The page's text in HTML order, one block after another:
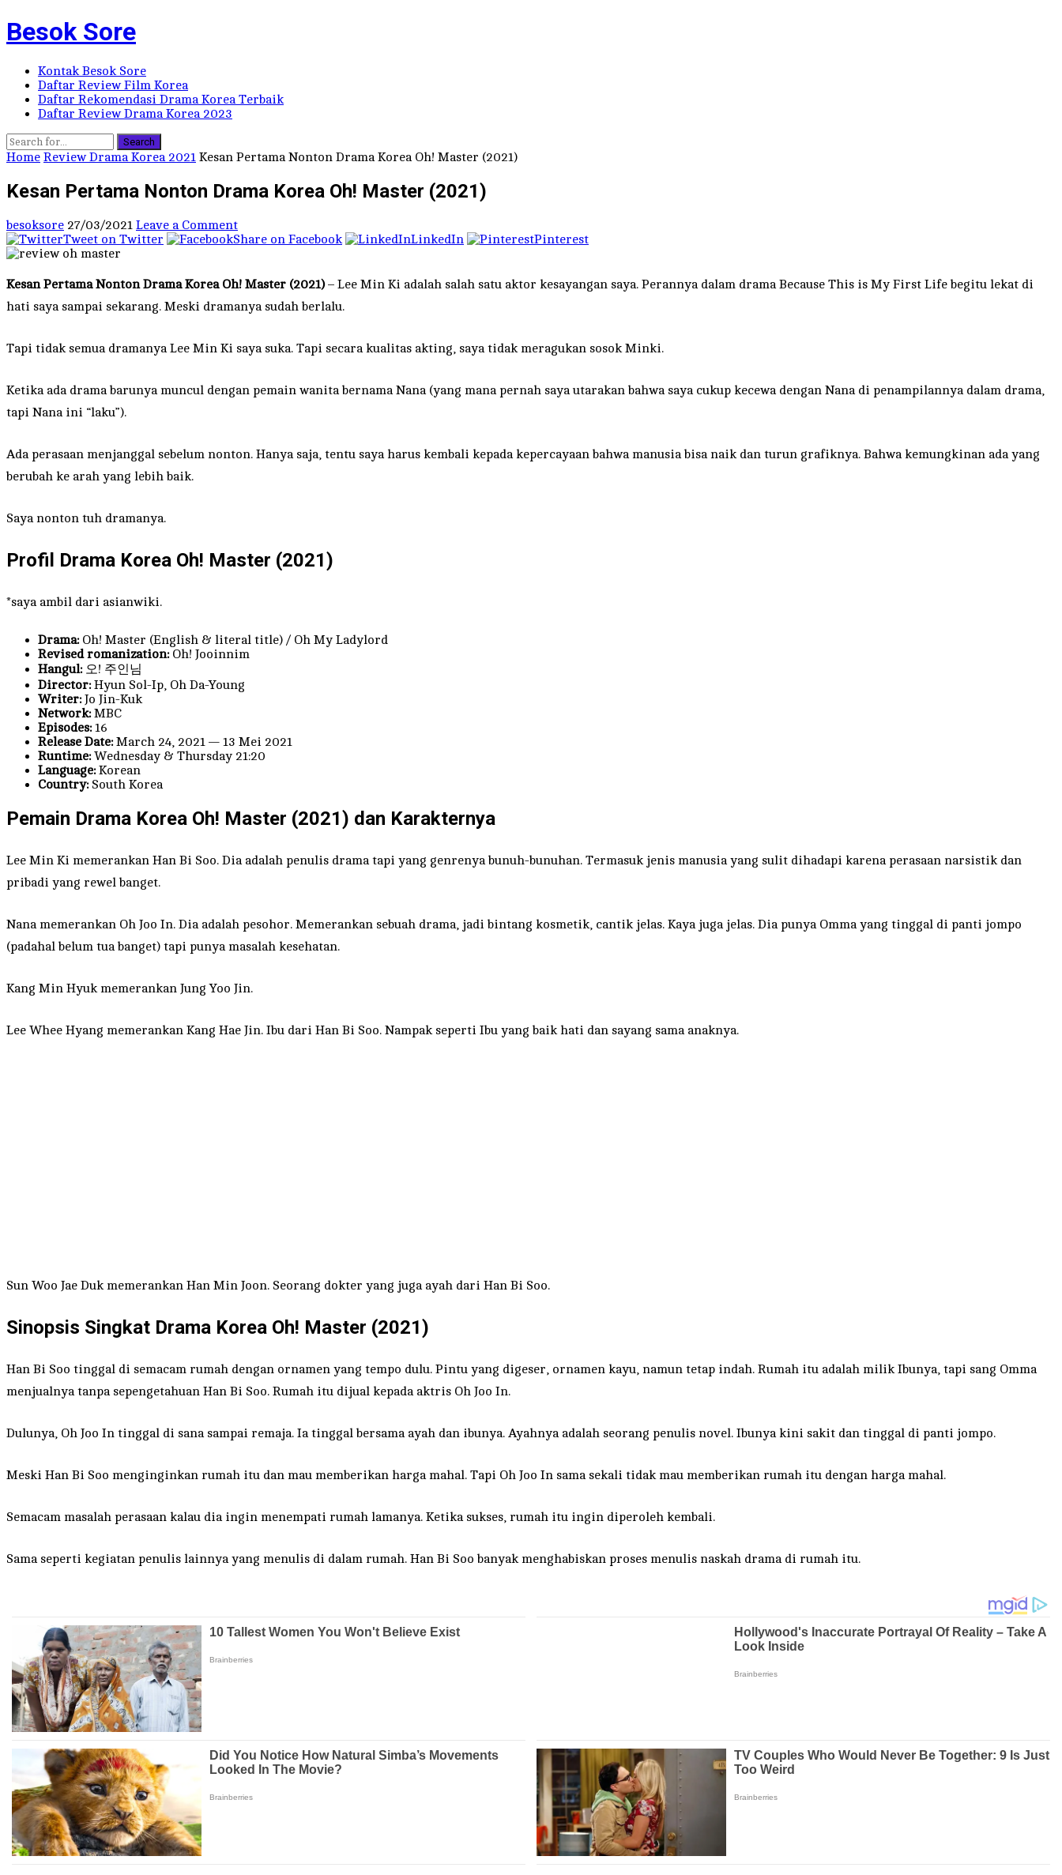
Besok Sore
Kontak Besok Sore
Daftar Review Film Korea
Daftar Rekomendasi Drama Korea Terbaik
Daftar Review Drama Korea 2023
Search
Home Review Drama Korea 2021 Kesan Pertama Nonton Drama Korea Oh! Master (2021)
Kesan Pertama Nonton Drama Korea Oh! Master (2021)
besoksore 27/03/2021 Leave a Comment
Tweet on Twitter
Share on Facebook LinkedIn Pinterest
Kesan Pertama Nonton Drama Korea Oh! Master (2021)– Lee Min Ki adalah salah satu aktor kesayangan saya. Perannya dalam drama Because This is My First Life begitu lekat di
hati saya sampai sekarang. Meski dramanya sudah berlalu.
Tapi tidak semua dramanya Lee Min Ki saya suka. Tapi secara kualitas akting, saya tidak meragukan sosok Minki.
Ketika ada drama barunya muncul dengan pemain wanita bernama Nana (yang mana pernah saya utarakan bahwa saya cukup kecewa dengan Nana di penampilannya dalam drama,
tapi Nana ini “laku”).
Ada perasaan menjanggal sebelum nonton. Hanya saja, tentu saya harus kembali kepada kepercayaan bahwa manusia bisa naik dan turun grafiknya. Bahwa kemungkinan ada yang
berubah ke arah yang lebih baik.
Saya nonton tuh dramanya.
Profil Drama Korea Oh! Master (2021)
*saya ambil dari asianwiki.
Drama:Oh! Master (English & literal title) / Oh My Ladylord
Revised romanization:Oh! Jooinnim
Hangul:오! 주인님
Director:Hyun Sol-Ip, Oh Da-Young
Writer:Jo Jin-Kuk
Network:MBC
Episodes:16
Release Date:March 24, 2021 — 13 Mei 2021
Runtime:Wednesday & Thursday 21:20
Language:Korean
Country:South Korea
Pemain Drama Korea Oh! Master (2021) dan Karakternya
Lee Min Ki memerankan Han Bi Soo. Dia adalah penulis drama tapi yang genrenya bunuh-bunuhan. Termasuk jenis manusia yang sulit dihadapi karena perasaan narsistik dan
pribadi yang rewel banget.
Nana memerankan Oh Joo In. Dia adalah pesohor. Memerankan sebuah drama, jadi bintang kosmetik, cantik jelas. Kaya juga jelas. Dia punya Omma yang tinggal di panti jompo
(padahal belum tua banget) tapi punya masalah kesehatan.
Kang Min Hyuk memerankan Jung Yoo Jin.
Lee Whee Hyang memerankan Kang Hae Jin. Ibu dari Han Bi Soo. Nampak seperti Ibu yang baik hati dan sayang sama anaknya.
Sun Woo Jae Duk memerankan Han Min Joon. Seorang dokter yang juga ayah dari Han Bi Soo.
Sinopsis Singkat Drama Korea Oh! Master (2021)
Han Bi Soo tinggal di semacam rumah dengan ornamen yang tempo dulu. Pintu yang digeser, ornamen kayu, namun tetap indah. Rumah itu adalah milik Ibunya, tapi sang Omma
menjualnya tanpa sepengetahuan Han Bi Soo. Rumah itu dijual kepada aktris Oh Joo In.
Dulunya, Oh Joo In tinggal di sana sampai remaja. Ia tinggal bersama ayah dan ibunya. Ayahnya adalah seorang penulis novel. Ibunya kini sakit dan tinggal di panti jompo.
Meski Han Bi Soo menginginkan rumah itu dan mau memberikan harga mahal. Tapi Oh Joo In sama sekali tidak mau memberikan rumah itu dengan harga mahal.
Semacam masalah perasaan kalau dia ingin menempati rumah lamanya. Ketika sukses, rumah itu ingin diperoleh kembali.
Sama seperti kegiatan penulis lainnya yang menulis di dalam rumah. Han Bi Soo banyak menghabiskan proses menulis naskah drama di rumah itu.